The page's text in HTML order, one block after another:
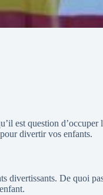
est question
divertir vos enfants.
divertissants. De quoi